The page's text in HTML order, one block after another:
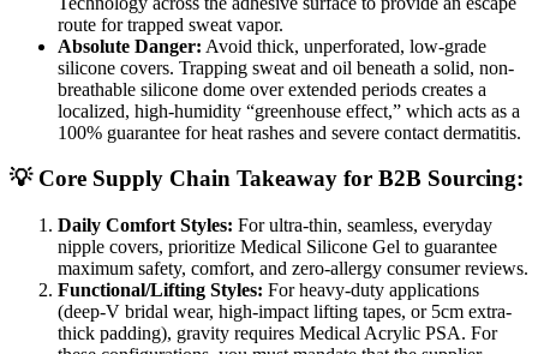
route for trapped sweat vapor.
Absolute Danger: Avoid thick, unperforated, low-grade
silicone covers. Trapping sweat and oil beneath a solid, non-
breathable silicone dome over extended periods creates a
localized, high-humidity “greenhouse effect,” which acts as a
100% guarantee for heat rashes and severe contact dermatitis.
💡 Core Supply Chain Takeaway for B2B Sourcing:
Daily Comfort Styles: For ultra-thin, seamless, everyday
nipple covers, prioritize Medical Silicone Gel to guarantee
maximum safety, comfort, and zero-allergy consumer reviews.
Functional/Lifting Styles: For heavy-duty applications
(deep-V bridal wear, high-impact lifting tapes, or 5cm extra-
thick padding), gravity requires Medical Acrylic PSA. For